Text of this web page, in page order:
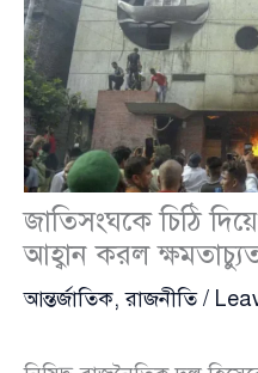
জাতিসংঘকে চিঠি
আহ্বান করল
আন্তর্জাতিক,রাজনীতি/